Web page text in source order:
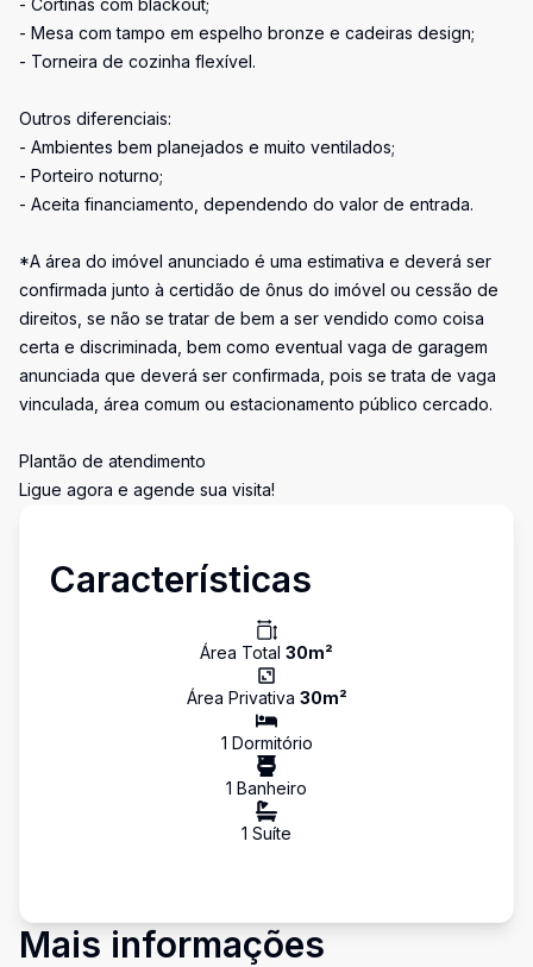
- Cortinas com blackout;
- Mesa com tampo em espelho bronze e cadeiras design;
- Torneira de cozinha flexível.
Outros diferenciais:
- Ambientes bem planejados e muito ventilados;
- Porteiro noturno;
- Aceita financiamento, dependendo do valor de entrada.
*A área do imóvel anunciado é uma estimativa e deverá ser
confirmada junto à certidão de ônus do imóvel ou cessão de
direitos, se não se tratar de bem a ser vendido como coisa
certa e discriminada, bem como eventual vaga de garagem
anunciada que deverá ser confirmada, pois se trata de vaga
vinculada, área comum ou estacionamento público cercado.
Plantão de atendimento
Ligue agora e agende sua visita!
Características
Área Total 30m²
Área Privativa 30m²
1 Dormitório
1 Banheiro
1 Suíte
Mais informações